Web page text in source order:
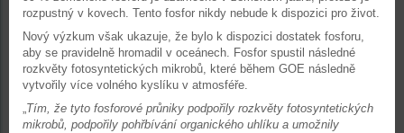
rozpustný v kovech. Tento fosfor nikdy nebude k dispozici pro život.
Nový výzkum však ukazuje, že bylo k dispozici dostatek fosforu,
aby se pravidelně hromadil v oceánech. Fosfor spustil následné
rozkvěty fotosyntetických mikrobů, které během GOE následně
vytvořily více volného kyslíku v atmosféře.
„Tím, že tyto fosforové průniky podpořily rozkvěty fotosyntetických
mikrobů, podpořily pohřbívání organického uhlíku a umožnily